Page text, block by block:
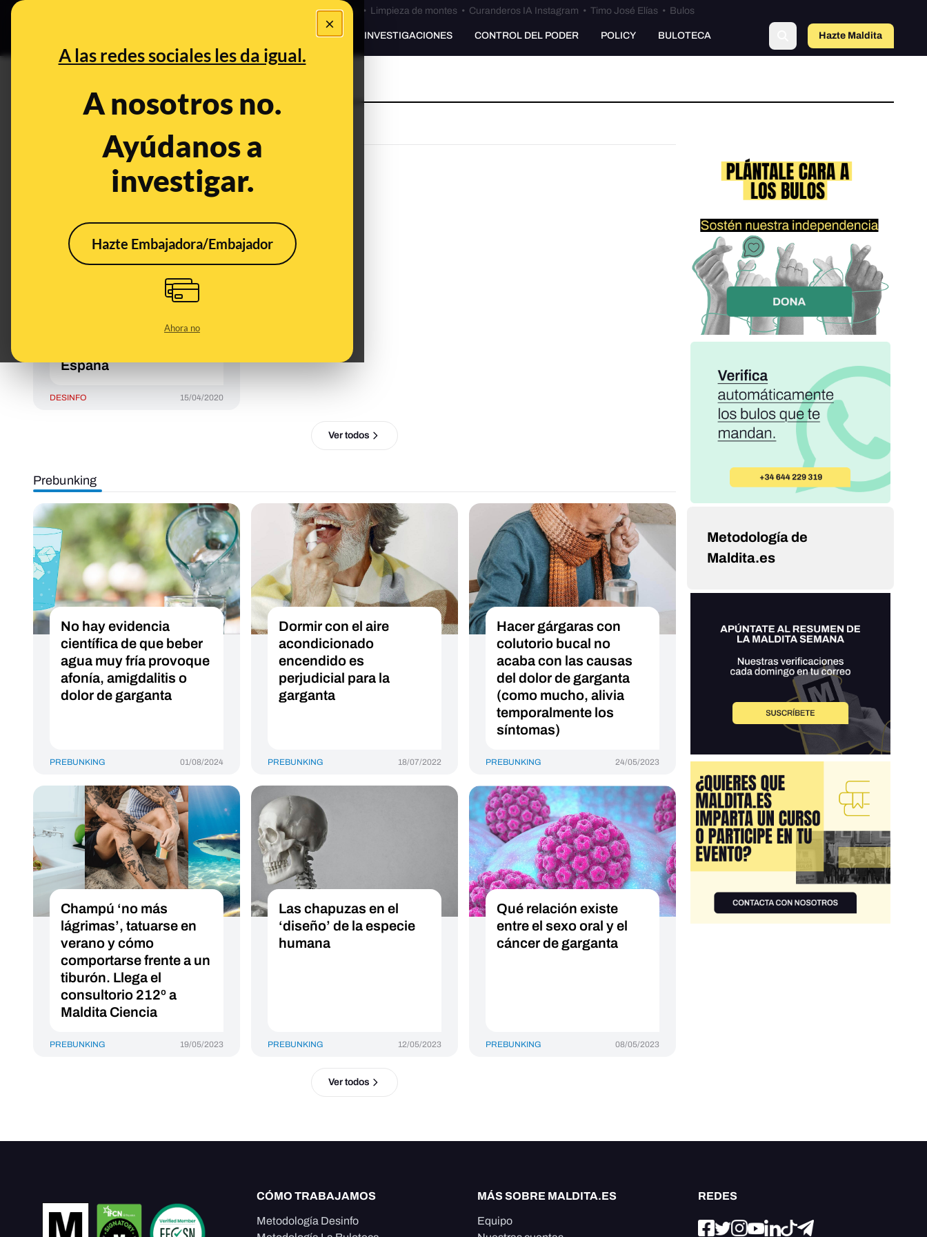
×
A las redes sociales les da igual.
A nosotros no.
Ayúdanos a
investigar.
Hazte Embajadora/Embajador
Ahora no
Bulos Ceuta • Limpieza de montes• Curanderos IA Instagram • Timo José Elías• Bulos
PREBUNKING INVESTIGACIONES CONTROL DEL PODER POLICY BULOTECA Hazte Maldita
garganta
No, este vídeo en el que
un hombre se corta el
ni durante la cuarentena
España
DESINFO 15/04/2020
Ver todos
Prebunking
No hay evidencia
científica de que beber
agua muy fría provoque
afonía, amigdalitis o
dolor de garganta
PREBUNKING 01/08/2024
Dormir con el aire
acondicionado
encendido es
perjudicial para la
garganta
PREBUNKING 18/07/2022
Hacer gárgaras con
colutorio bucal no
acaba con las causas
del dolor de garganta
(como mucho, alivia
temporalmente los
síntomas)
PREBUNKING 24/05/2023
Champú ‘no más
lágrimas’, tatuarse en
verano y cómo
comportarse frente a un
tiburón. Llega el
consultorio 212º a
Maldita Ciencia
PREBUNKING 19/05/2023
Las chapuzas en el
‘diseño’ de la especie
humana
PREBUNKING 12/05/2023
Qué relación existe
entre el sexo oral y el
cáncer de garganta
PREBUNKING 08/05/2023
Ver todos
Metodología de
Maldita.es
CÓMO TRABAJAMOS
Metodología Desinfo
MÁS SOBRE MALDITA.ES
Equipo
REDES